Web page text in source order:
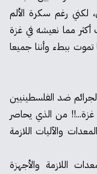
لكني رغم سكرة الألم
أكثر مما نعيشه في غزة
تموت ببطء وأننا جميعا
ضد الفلسطينيين
غزة...!! من الذي يحاصر
المعدات والآليات اللازمة
اللازمة والأجهزة